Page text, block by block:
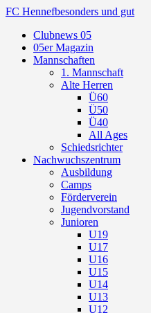
FC Hennefbesonders und gut
Clubnews 05
05er Magazin
Mannschaften
1. Mannschaft
Alte Herren
Ü60
Ü50
Ü40
All Ages
Schiedsrichter
Nachwuchszentrum
Ausbildung
Camps
Förderverein
Jugendvorstand
Junioren
U19
U17
U16
U15
U14
U13
U12